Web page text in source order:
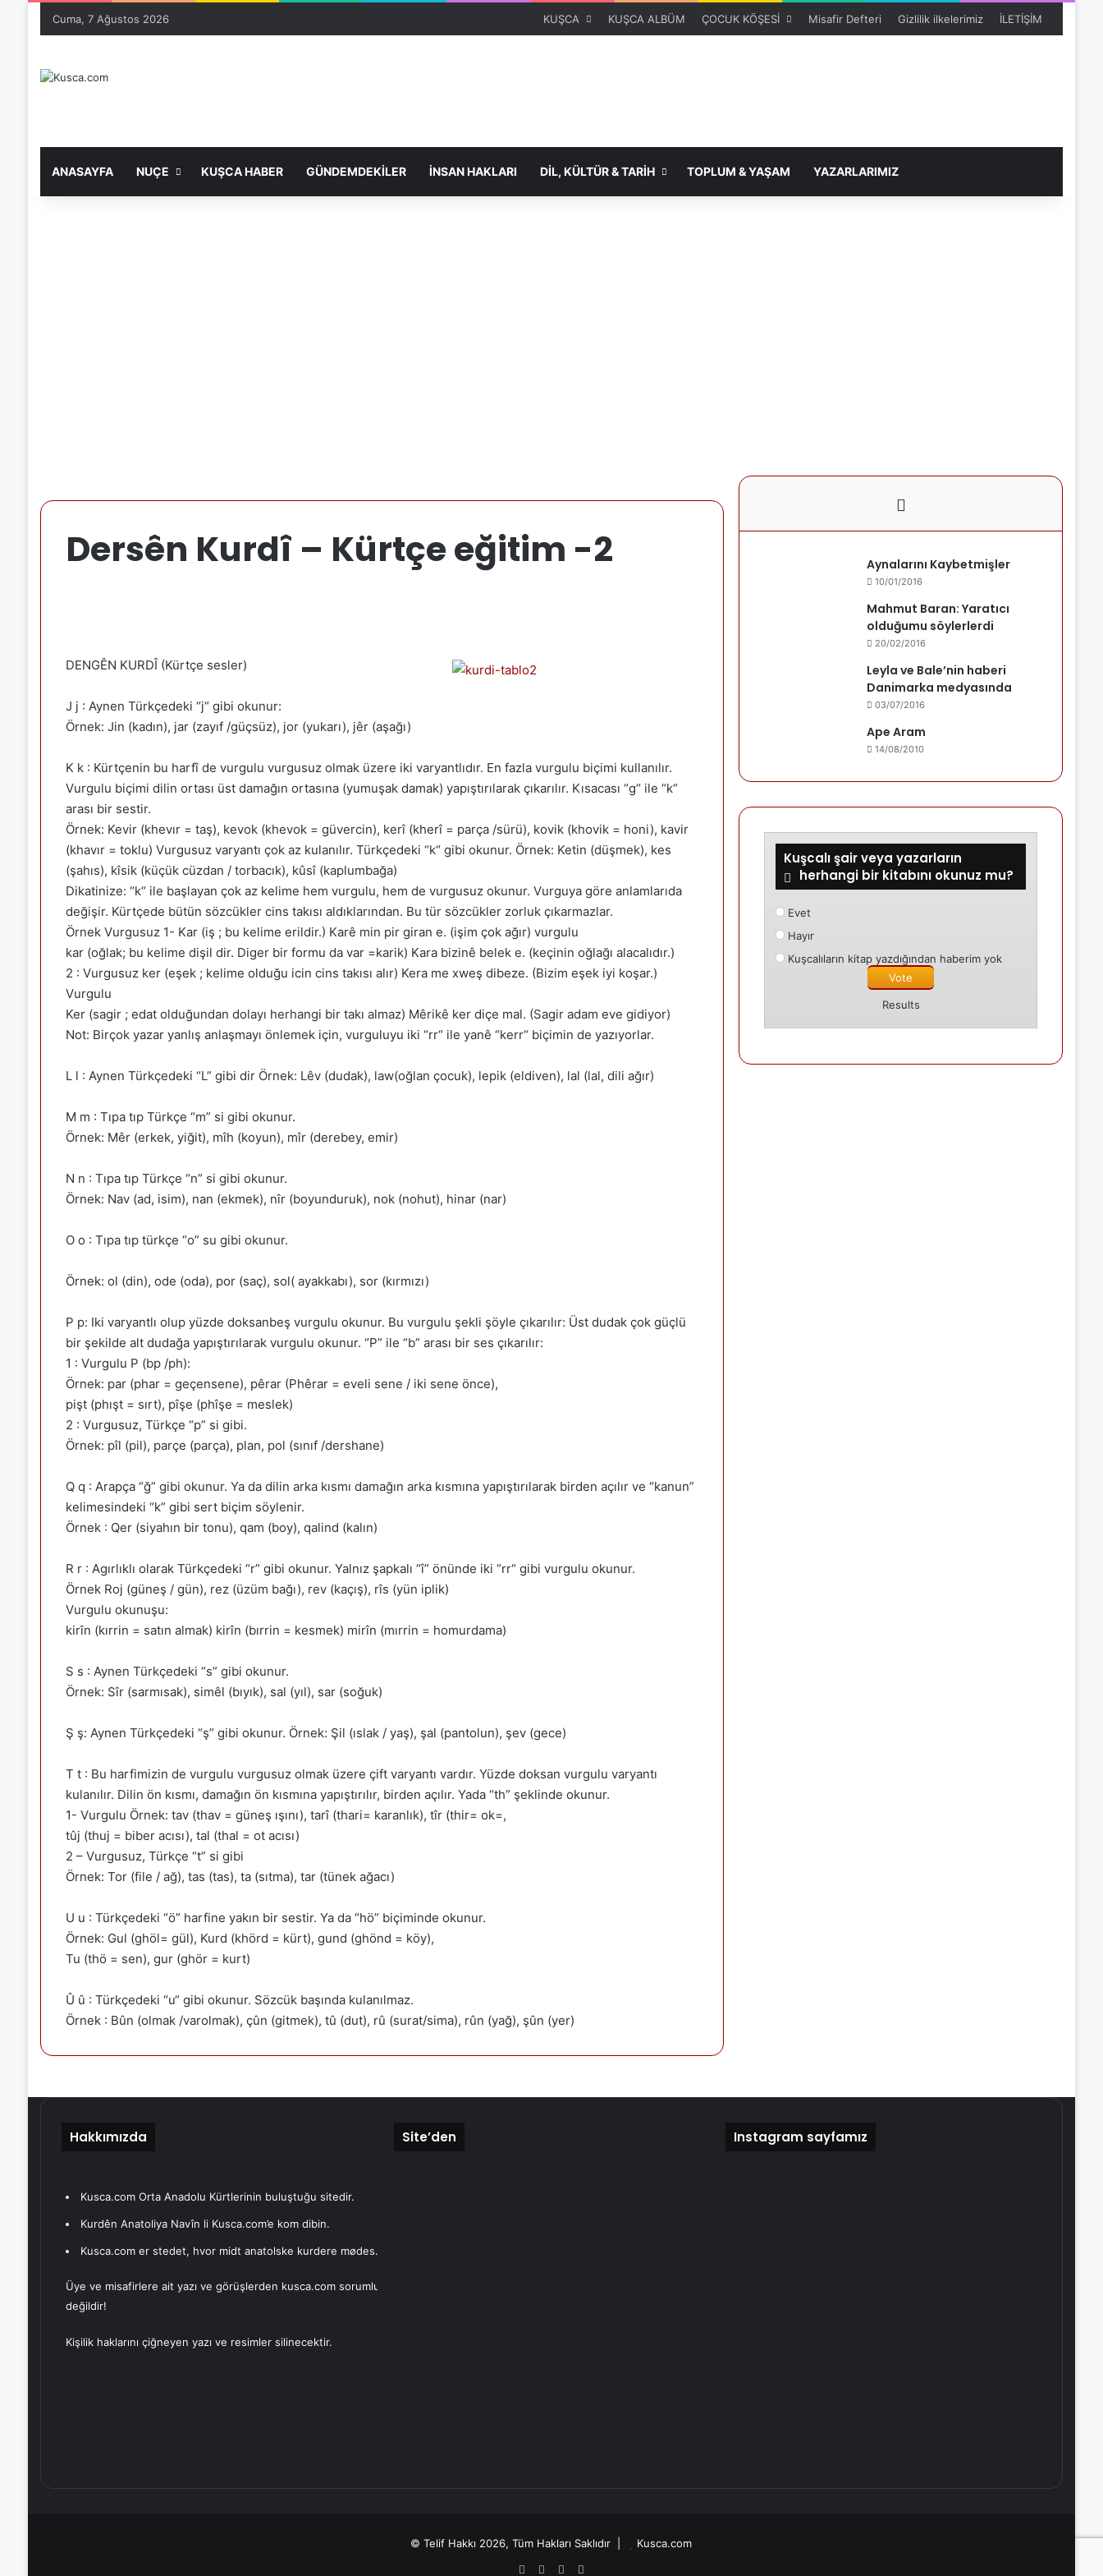
Cuma, 7 Ağustos 2026 KUŞCA KUŞCA ALBÜM ÇOCUK KÖŞESİ Misafir Defteri Gizlilik ilkelerimiz İLETİŞİM
ANASAYFA NUÇE KUŞCA HABER GÜNDEMDEKİLER İNSAN HAKLARI DİL, KÜLTÜR & TARİH TOPLUM & YAŞAM YAZARLARIMIZ
Dersên Kurdî – Kürtçe eğitim -2
DENGÊN KURDÎ (Kürtçe sesler)
J j : Aynen Türkçedeki “j“ gibi okunur:
Örnek: Jin (kadın), jar (zayıf /güçsüz), jor (yukarı), jêr (aşağı)
K k : Kürtçenin bu harfî de vurgulu vurgusuz olmak üzere iki varyantlıdır. En fazla vurgulu biçimi kullanılır.
Vurgulu biçimi dilin ortası üst damağın ortasına (yumuşak damak) yapıştırılarak çıkarılır. Kısacası “g“ ile “k“
arası bir sestir.
Örnek: Kevir (khevır = taş), kevok (khevok = güvercin), kerî (kherî = parça /sürü), kovik (khovik = honi), kavir
(khavır = toklu) Vurgusuz varyantı çok az kulanılır. Türkçedeki “k“ gibi okunur. Örnek: Ketin (düşmek), kes
(şahıs), kîsik (küçük cüzdan / torbacık), kûsî (kaplumbağa)
Dikatinize: “k“ ile başlayan çok az kelime hem vurgulu, hem de vurgusuz okunur. Vurguya göre anlamlarıda
değişir. Kürtçede bütün sözcükler cins takısı aldıklarından. Bu tür sözcükler zorluk çıkarmazlar.
Örnek Vurgusuz 1- Kar (iş ; bu kelime erildir.) Karê min pir giran e. (işim çok ağır) vurgulu
kar (oğlak; bu kelime dişil dir. Diger bir formu da var =karik) Kara bizinê belek e. (keçinin oğlağı alacalıdır.)
2 : Vurgusuz ker (eşek ; kelime olduğu icin cins takısı alır) Kera me xweş dibeze. (Bizim eşek iyi koşar.)
Vurgulu
Ker (sagir ; edat olduğundan dolayı herhangi bir takı almaz) Mêrikê ker diçe mal. (Sagir adam eve gidiyor)
Not: Birçok yazar yanlış anlaşmayı önlemek için, vurguluyu iki “rr“ ile yanê “kerr“ biçimin de yazıyorlar.
L l : Aynen Türkçedeki “L” gibi dir Örnek: Lêv (dudak), law(oğlan çocuk), lepik (eldiven), lal (lal, dili ağır)
M m : Tıpa tıp Türkçe “m” si gibi okunur.
Örnek: Mêr (erkek, yiğit), mîh (koyun), mîr (derebey, emir)
N n : Tıpa tıp Türkçe “n” si gibi okunur.
Örnek: Nav (ad, isim), nan (ekmek), nîr (boyunduruk), nok (nohut), hinar (nar)
O o : Tıpa tıp türkçe “o” su gibi okunur.
Örnek: ol (din), ode (oda), por (saç), sol( ayakkabı), sor (kırmızı)
P p: Iki varyantlı olup yüzde doksanbeş vurgulu okunur. Bu vurgulu şekli şöyle çıkarılır: Üst dudak çok güçlü
bir şekilde alt dudağa yapıştırılarak vurgulu okunur. “P” ile “b” arası bir ses çıkarılır:
1 : Vurgulu P (bp /ph):
Örnek: par (phar = geçensene), pêrar (Phêrar = eveli sene / iki sene önce),
pişt (phışt = sırt), pîşe (phîşe = meslek)
2 : Vurgusuz, Türkçe “p” si gibi.
Örnek: pîl (pil), parçe (parça), plan, pol (sınıf /dershane)
Q q : Arapça “ğ” gibi okunur. Ya da dilin arka kısmı damağın arka kısmına yapıştırılarak birden açılır ve “kanun”
kelimesindeki “k” gibi sert biçim söylenir.
Örnek : Qer (siyahın bir tonu), qam (boy), qalind (kalın)
R r : Agırlıklı olarak Türkçedeki “r” gibi okunur. Yalnız şapkalı “î” önünde iki “rr“ gibi vurgulu okunur.
Örnek Roj (güneş / gün), rez (üzüm bağı), rev (kaçış), rîs (yün iplik)
Vurgulu okunuşu:
kirîn (kırrin = satın almak) kirîn (bırrin = kesmek) mirîn (mırrin = homurdama)
S s : Aynen Türkçedeki “s” gibi okunur.
Örnek: Sîr (sarmısak), simêl (bıyık), sal (yıl), sar (soğuk)
Ş ş: Aynen Türkçedeki “ş” gibi okunur. Örnek: Şil (ıslak / yaş), şal (pantolun), şev (gece)
T t : Bu harfimizin de vurgulu vurgusuz olmak üzere çift varyantı vardır. Yüzde doksan vurgulu varyantı
kulanılır. Dilin ön kısmı, damağın ön kısmına yapıştırılır, birden açılır. Yada “th” şeklinde okunur.
1- Vurgulu Örnek: tav (thav = güneş ışını), tarî (thari= karanlık), tîr (thir= ok=,
tûj (thuj = biber acısı), tal (thal = ot acısı)
2 – Vurgusuz, Türkçe “t” si gibi
Örnek: Tor (file / ağ), tas (tas), ta (sıtma), tar (tünek ağacı)
U u : Türkçedeki “ö” harfine yakın bir sestir. Ya da “hö” biçiminde okunur.
Örnek: Gul (ghöl= gül), Kurd (khörd = kürt), gund (ghönd = köy),
Tu (thö = sen), gur (ghör = kurt)
Û û : Türkçedeki “u“ gibi okunur. Sözcük başında kulanılmaz.
Örnek : Bûn (olmak /varolmak), çûn (gitmek), tû (dut), rû (surat/sima), rûn (yağ), şûn (yer)
Aynalarını Kaybetmişler
10/01/2016
Mahmut Baran: Yaratıcı
olduğumu söylerlerdi
20/02/2016
Leyla ve Bale’nin haberi
Danimarka medyasında
03/07/2016
Ape Aram
14/08/2010
Kuşcalı şair veya yazarların
herhangi bir kitabını okunuz mu?
Evet
Hayır
Kuşcalıların kitap yazdığından haberim yok
Results
Hakkımızda
Kusca.com Orta Anadolu Kürtlerinin buluştuğu sitedir.
Kurdên Anatoliya Navîn li Kusca.com’e kom dibin.
Kusca.com er stedet, hvor midt anatolske kurdere mødes.
Üye ve misafirlere ait yazı ve görüşlerden kusca.com sorumlu
değildir!
Kişilik haklarını çiğneyen yazı ve resimler silinecektir.
Site’den Instagram sayfamız
© Telif Hakkı 2026, Tüm Hakları Saklıdır |
Kusca.com
FacebookYouTube